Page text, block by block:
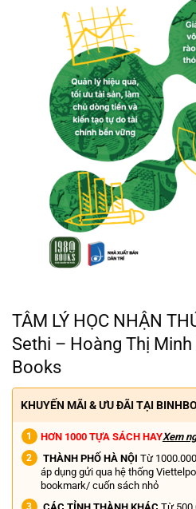
TÂM LÝ HỌC NHẬN
Sethi – Hoàng Thị
Books
KHUYẾN MÃI & ƯU ĐÃI TẠI
HƠN 1000 TỰA SÁCH HAYXem
THÀNH PHỐ HÀ NỘI Từ
áp dụng gửi qua hệ thống
bookmark/ cuốn sách nhỏ